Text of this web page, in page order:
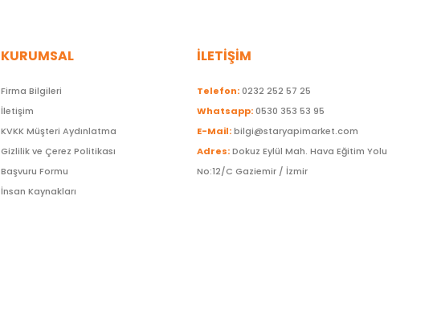
KURUMSAL
Firma Bilgileri
İletişim
KVKK Müşteri Aydınlatma
Gizlilik ve Çerez Politikası
Başvuru Formu
İnsan Kaynakları
İLETİŞİM
Telefon:0232 252 57 25
Whatsapp:0530 353 53 95
E-Mail:bilgi@staryapimarket.com
Adres:Dokuz Eylül Mah. Hava Eğitim Yolu
No:12/C Gaziemir / İzmir